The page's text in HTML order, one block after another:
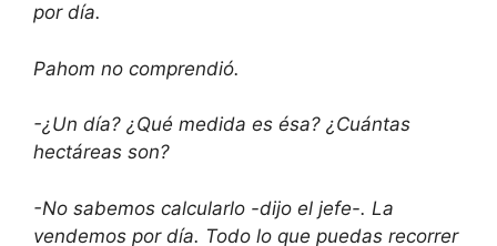
por día.
Pahom no comprendió.
-¿Un día? ¿Qué medida es ésa? ¿Cuántas
hectáreas son?
-No sabemos calcularlo -dijo el jefe-. La
vendemos por día. Todo lo que puedas recorrer